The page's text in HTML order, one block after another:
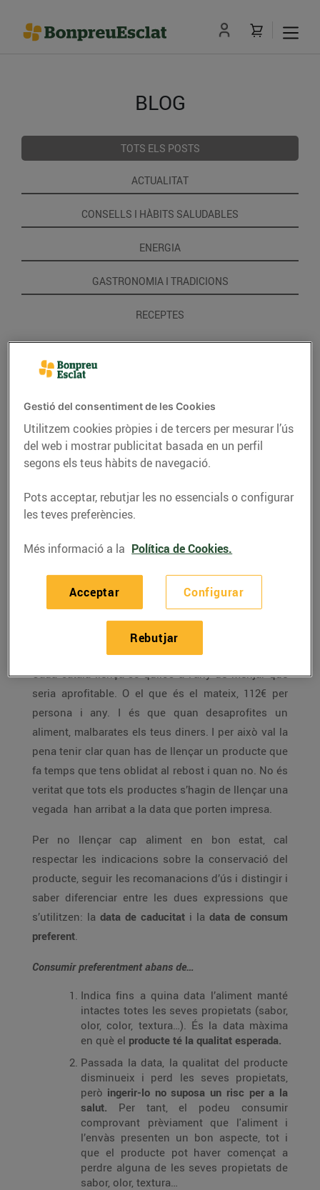
BLOG
TOTS ELS POSTS
ACTUALITAT
CONSELLS I HÀBITS SALUDABLES
ENERGIA
GASTRONOMIA I TRADICIONS
RECEPTES
CONSELLS I HÀBITS SALUDABLES
Les 3 diferències entre
la data de caducitat i la
de consum preferent
Cada català llença 35 quilos a l’any de menjar que
seria aprofitable. O el que és el mateix, 112€ per
persona i any. I és que quan desaprofites un
aliment, malbarates els teus diners. I per això val la
pena tenir clar quan has de llençar un producte que
fa temps que tens oblidat al rebost i quan no. No és
veritat que tots els productes s’hagin de llençar una
vegada han arribat a la data que porten impresa.
Per no llençar cap aliment en bon estat, cal
respectar les indicacions sobre la conservació del
producte, seguir les recomanacions d’ús i distingir i
saber diferenciar entre les dues expressions que
s’utilitzen: la data de caducitat i la data de consum
preferent.
Consumir preferentment abans de…
Indica fins a quina data l’aliment manté
intactes totes les seves propietats (sabor,
olor, color, textura…). És la data màxima
en què el producte té la qualitat esperada.
Passada la data, la qualitat del producte
disminueix i perd les seves propietats,
però ingerir-lo no suposa un risc per a la
salut. Per tant, el podeu consumir
comprovant prèviament que l'aliment i
l’envàs presenten un bon aspecte, tot i
que el producte pot haver començat a
perdre alguna de les seves propietats de
sabor, olor, textura…
Gestió del consentiment de les Cookies
Utilitzem cookies pròpies i de tercers per mesurar l’ús
del web i mostrar publicitat basada en un perfil
segons els teus hàbits de navegació.
Pots acceptar, rebutjar les no essencials o configurar
les teves preferències.
Més informació a la Política de Cookies.
Configurar
Rebutjar
Acceptar